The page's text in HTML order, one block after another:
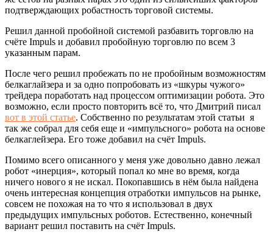
подтверждающих робастность торговой системы.
Решил данной пробойной системой разбавить торговлю на
счёте Impuls и добавил пробойную торговлю по всем 3
указанным парам.
После чего решил пробежать по не пробойным возможностям
белкаглайзера и за одно попробовать из «шкуры чужого»
трейдера поработать над процессом оптимизации робота. Это
возможно, если просто повторить всё то, что Дмитрий писал
вот в этой статье. Собственно по результатам этой статьи я
так же собрал для себя еще и «импульсного» робота на основе
белкаглейзера. Его тоже добавил на счёт Impuls.
Помимо всего описанного у меня уже довольно давно лежал
робот «инерция», который попал ко мне во время, когда
ничего нового я не искал. Покопавшись в нём была найдена
очень интересная концепция отработки импульсов на рынке,
совсем не похожая на то что я использовал в двух
предыдущих импульсных роботов. Естественно, конечный
вариант решил поставить на счёт Impuls.